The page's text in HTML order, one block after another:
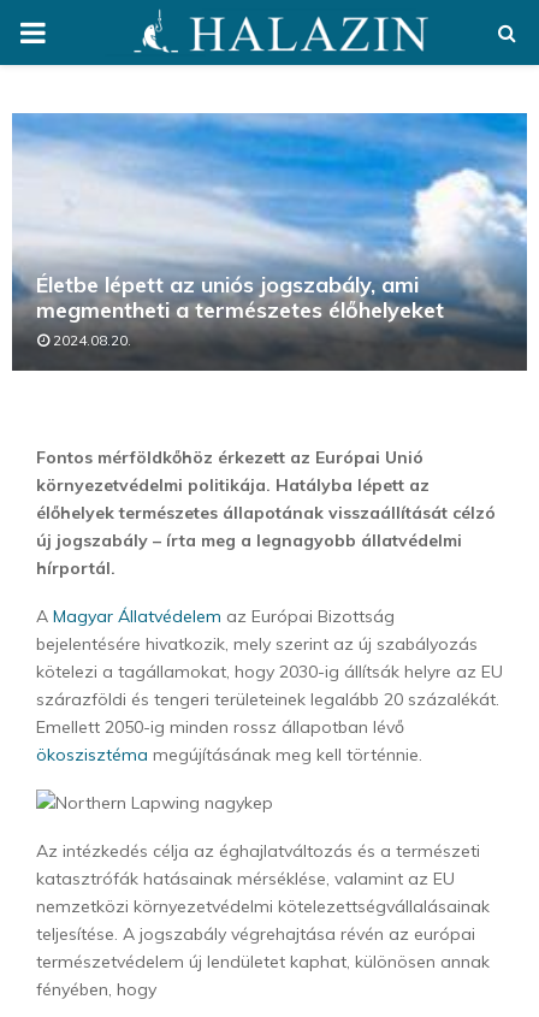
PRIMARY
Életbe lépett az uniós jogszabály, ami
megmentheti a természetes élőhelyeket
2024.08.20.
Fontos mérföldkőhöz érkezett az Európai Unió
környezetvédelmi politikája. Hatályba lépett az
élőhelyek természetes állapotának visszaállítását célzó
új jogszabály – írta meg a legnagyobb állatvédelmi
hírportál.
A Magyar Állatvédelem az Európai Bizottság
bejelentésére hivatkozik, mely szerint az új szabályozás
kötelezi a tagállamokat, hogy 2030-ig állítsák helyre az EU
szárazföldi és tengeri területeinek legalább 20 százalékát.
Emellett 2050-ig minden rossz állapotban lévő
ökoszisztéma megújításának meg kell történnie.
Az intézkedés célja az éghajlatváltozás és a természeti
katasztrófák hatásainak mérséklése, valamint az EU
nemzetközi környezetvédelmi kötelezettségvállalásainak
teljesítése. A jogszabály végrehajtása révén az európai
természetvédelem új lendületet kaphat, különösen annak
fényében, hogy